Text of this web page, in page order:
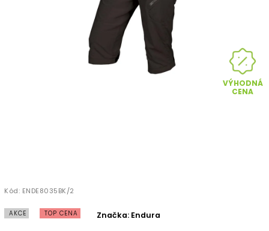
VÝHODNÁ
CENA
Kód: ENDE8035BK/2
AKCE TOP CENA Značka: Endura